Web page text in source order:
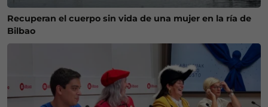
Recuperan el cuerpo sin vida de una mujer en la ría de
Bilbao